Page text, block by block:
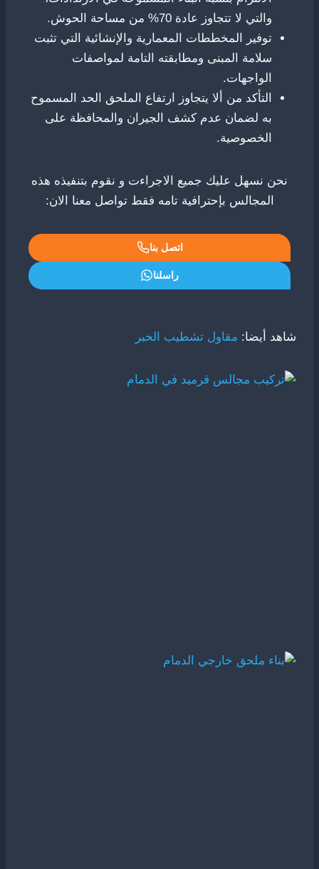
والتي لا تتجاوز عادة 70% من مساحة الحوش.
توفير المخططات المعمارية والإنشائية التي تثبت
سلامة المبنى ومطابقته التامة لمواصفات
الواجهات.
التأكد من ألا يتجاوز ارتفاع الملحق الحد المسموح
به لضمان عدم كشف الجيران والمحافظة على
الخصوصية.
نحن نسهل عليك جميع الاجراءت و نقوم بتنفيذه هذه
المجالس بإحترافية تامه فقط تواصل معنا الان:
اتصل بنا
راسلنا
شاهد أيضا: مقاول تشطيب الخبر